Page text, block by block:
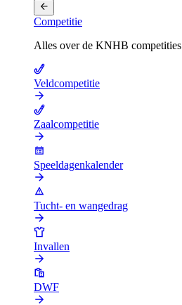
Competitie
Alles over de KNHB competities
Veldcompetitie
Zaalcompetitie
Speeldagenkalender
Tucht- en wangedrag
Invallen
DWF